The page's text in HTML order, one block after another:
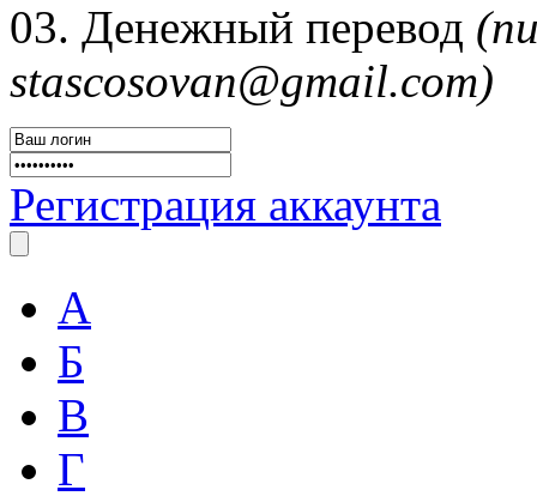
03. Денежный перевод
stascosovan@gmail.com)
Регистрация аккаунта
А
Б
В
Г